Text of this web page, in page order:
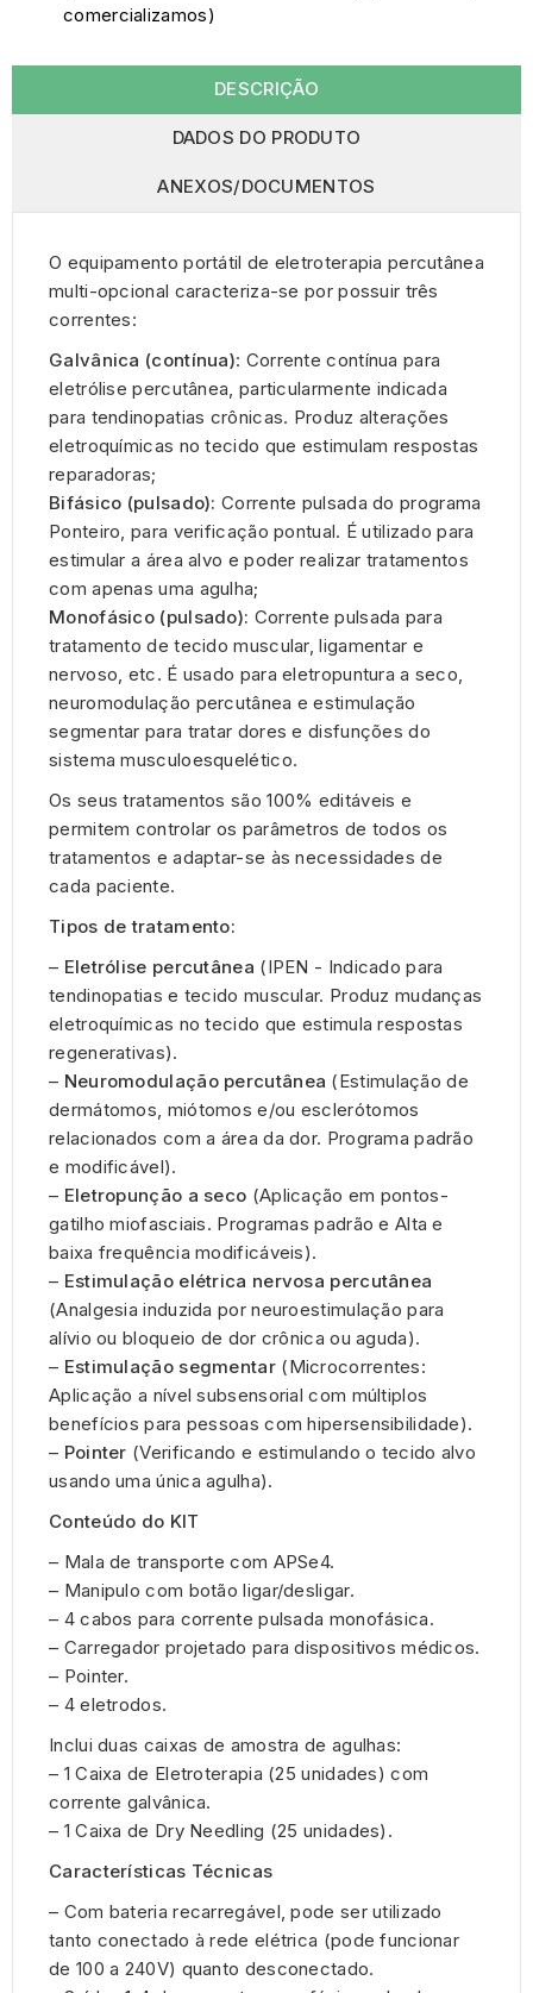
comercializamos)
DESCRIÇÃO
DADOS DO PRODUTO
ANEXOS/DOCUMENTOS
O equipamento portátil de eletroterapia percutânea
multi-opcional caracteriza-se por possuir três
correntes:
Galvânica (contínua): Corrente contínua para
eletrólise percutânea, particularmente indicada
para tendinopatias crônicas. Produz alterações
eletroquímicas no tecido que estimulam respostas
reparadoras;
Bifásico (pulsado): Corrente pulsada do programa
Ponteiro, para verificação pontual. É utilizado para
estimular a área alvo e poder realizar tratamentos
com apenas uma agulha;
Monofásico (pulsado): Corrente pulsada para
tratamento de tecido muscular, ligamentar e
nervoso, etc. É usado para eletropuntura a seco,
neuromodulação percutânea e estimulação
segmentar para tratar dores e disfunções do
sistema musculoesquelético.
Os seus tratamentos são 100% editáveis ​​e
permitem controlar os parâmetros de todos os
tratamentos e adaptar-se às necessidades de
cada paciente.
Tipos de tratamento:
– Eletrólise percutânea (IPEN - Indicado para
tendinopatias e tecido muscular. Produz mudanças
eletroquímicas no tecido que estimula respostas
regenerativas).
– Neuromodulação percutânea (Estimulação de
dermátomos, miótomos e/ou esclerótomos
relacionados com a área da dor. Programa padrão
e modificável).
– Eletropunção a seco (Aplicação em pontos-
gatilho miofasciais. Programas padrão e Alta e
baixa frequência modificáveis).
– Estimulação elétrica nervosa percutânea
(Analgesia induzida por neuroestimulação para
alívio ou bloqueio de dor crônica ou aguda).
– Estimulação segmentar(Microcorrentes:
Aplicação a nível subsensorial com múltiplos
benefícios para pessoas com hipersensibilidade).
– Pointer (Verificando e estimulando o tecido alvo
usando uma única agulha).
Conteúdo do KIT
– Mala de transporte com APSe4.
– Manipulo com botão ligar/desligar.
– 4 cabos para corrente pulsada monofásica.
– Carregador projetado para dispositivos médicos.
– Pointer.
– 4 eletrodos.
Inclui duas caixas de amostra de agulhas:
– 1 Caixa de Eletroterapia (25 unidades) com
corrente galvânica.
– 1 Caixa de Dry Needling (25 unidades).
Características Técnicas
– Com bateria recarregável, pode ser utilizado
tanto conectado à rede elétrica (pode funcionar
de 100 a 240V) quanto desconectado.